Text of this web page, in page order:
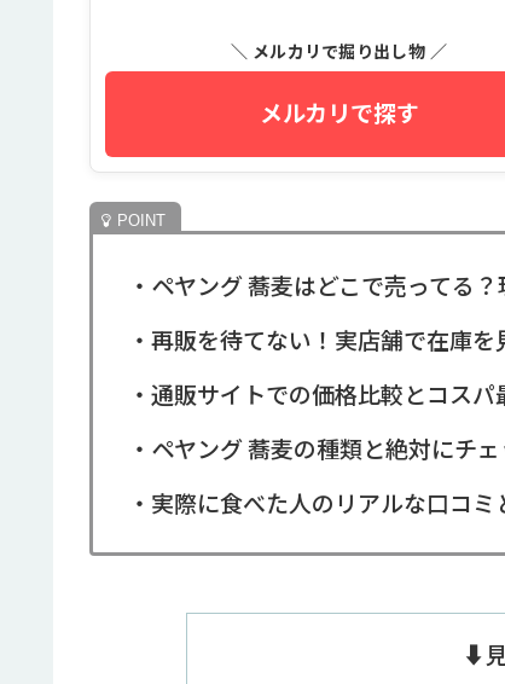
＼ メルカリで掘り出し物 ／
メルカリで探す
・ペヤング 蕎麦はどこで売ってる
・再販を待てない！実店舗で在庫
・通販サイトでの価格比較とコス
・ペヤング 蕎麦の種類と絶対にチ
・実際に食べた人のリアルな口コ
⬇️